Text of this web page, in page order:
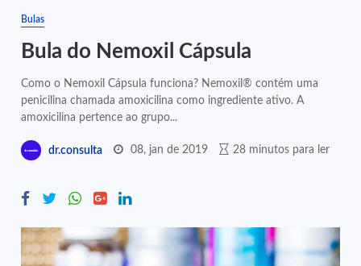
Bulas
Bula do Nemoxil Cápsula
Como o Nemoxil Cápsula funciona? Nemoxil® contém uma
penicilina chamada amoxicilina como ingrediente ativo. A
amoxicilina pertence ao grupo...
dr.consulta 08, jan de 2019 28 minutos para ler